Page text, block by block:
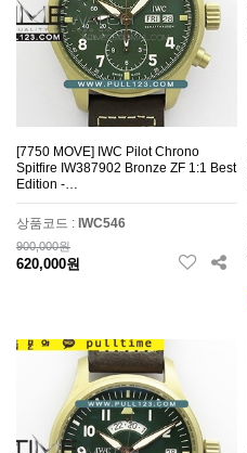
[7750 MOVE] IWC Pilot Chrono
Spitfire IW387902 Bronze ZF 1:1 Best
Edition -…
상품코드 : IWC546
900,000원
620,000원